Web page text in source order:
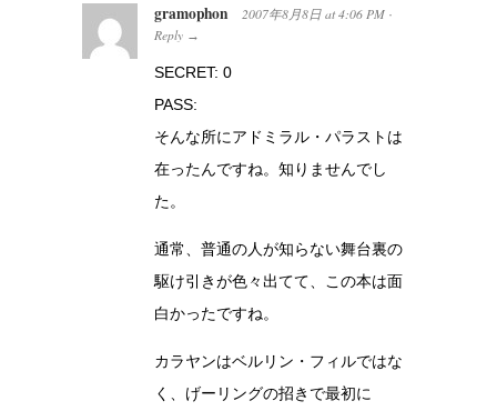
gramophon 2007年8月8日 at 4:06 PM ·
Reply →
SECRET: 0
PASS:
そんな所にアドミラル・パラストは
在ったんですね。知りませんでし
た。
通常、普通の人が知らない舞台裏の
駆け引きが色々出てて、この本は面
白かったですね。
カラヤンはベルリン・フィルではな
く、げーリングの招きで最初に